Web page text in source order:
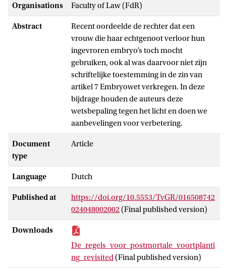
Organisations Faculty of Law (FdR)
Abstract
Recent oordeelde de rechter dat een
vrouw die haar echtgenoot verloor hun
ingevroren embryo’s toch mocht
gebruiken, ook al was daarvoor niet zijn
schriftelijke toestemming in de zin van
artikel 7 Embryowet verkregen. In deze
bijdrage houden de auteurs deze
wetsbepaling tegen het licht en doen we
aanbevelingen voor verbetering.
Document
type
Article
Language Dutch
Published at
https://doi.org/10.5553/TvGR/016508742
024048002002 (Final published version)
Downloads
De_regels_voor_postmortale_voortplanti
ng_revisited (Final published version)